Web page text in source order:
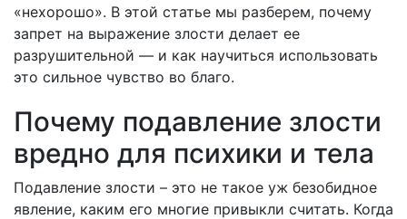
«нехорошо». В этой статье мы разберем, почему
запрет на выражение злости делает ее
разрушительной — и как научиться использовать
это сильное чувство во благо.
Почему подавление злости
вредно для психики и тела
Подавление злости – это не такое уж безобидное
явление, каким его многие привыкли считать. Когда